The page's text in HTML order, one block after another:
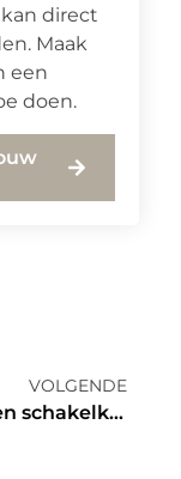
direct
Maak
een
doen.
VOLGENDE
Wat is een schakelkast precies?